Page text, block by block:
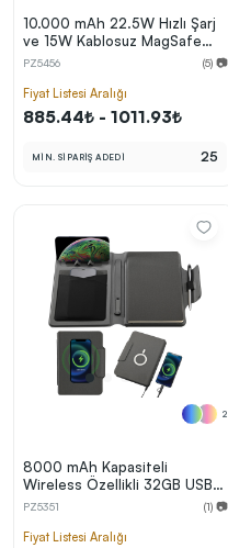
10.000 mAh 22.5W Hızlı Şarj
ve 15W Kablosuz MagSafe
Powerbank
PZ5456 (5) 📷
Fiyat Listesi Aralığı
885.44₺ - 1011.93₺
MİN. SİPARİŞ ADEDİ 25
2
8000 mAh Kapasiteli
Wireless Özellikli 32GB USB
Bellekli Organizer Powerbank
PZ5351 (1) 📷
Fiyat Listesi Aralığı